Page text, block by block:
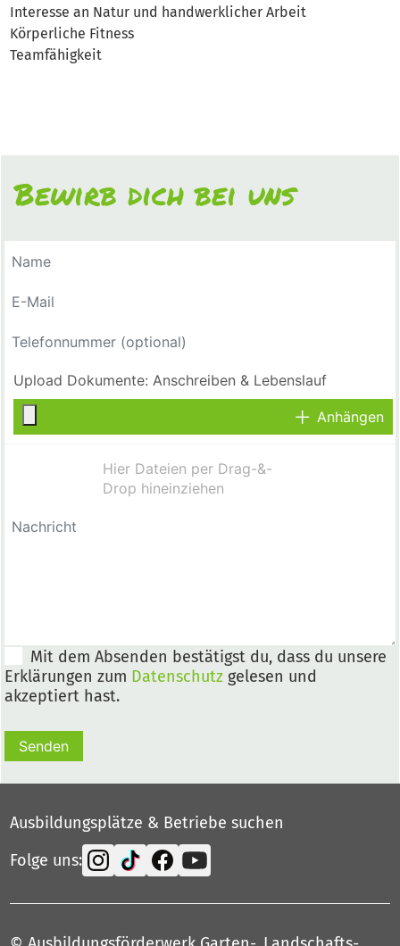
Interesse an Natur und handwerklicher Arbeit
Körperliche Fitness
Teamfähigkeit
Bewirb dich bei uns
Anhängen
Mit dem Absenden bestätigst du, dass du unsere
Erklärungen zum Datenschutz gelesen und
akzeptiert hast.
Senden
Ausbildungsplätze & Betriebe suchen
Folge uns: